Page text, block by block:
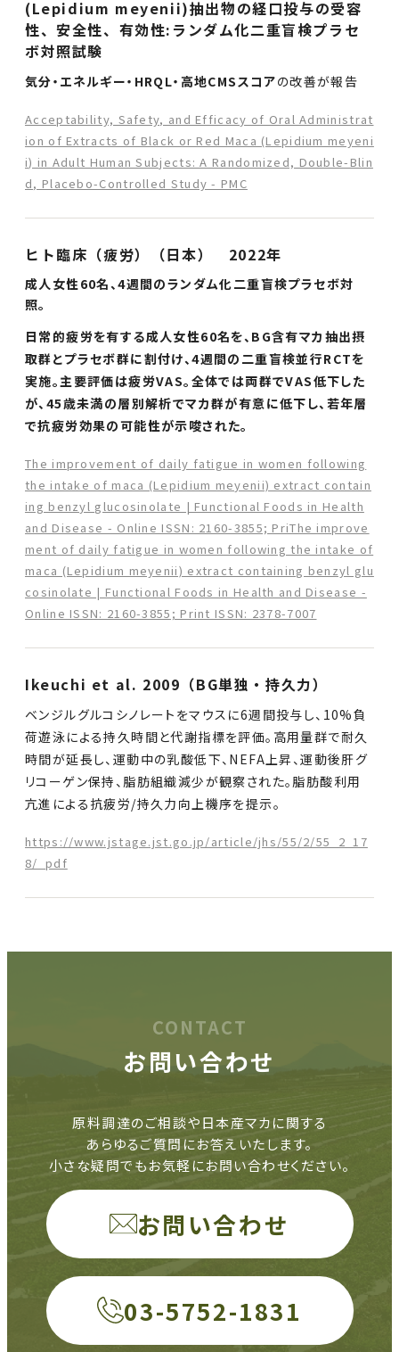
(Lepidium meyenii)抽出物の経口投与の受容
性、安全性、有効性:ランダム化二重盲検プラセ
ボ対照試験
気分・エネルギー・HRQL・高地CMSスコアの改善が報告
Acceptability, Safety, and Efficacy of Oral Administrat
ion of Extracts of Black or Red Maca (Lepidium meyeni
i) in Adult Human Subjects: A Randomized, Double-Blin
d, Placebo-Controlled Study - PMC
ヒト臨床（疲労）（日本） 2022年
成人女性60名、4週間のランダム化二重盲検プラセボ対
照。
日常的疲労を有する成人女性60名を、BG含有マカ抽出摂
取群とプラセボ群に割付け、4週間の二重盲検並行RCTを
実施。主要評価は疲労VAS。全体では両群でVAS低下した
が、45歳未満の層別解析でマカ群が有意に低下し、若年層
で抗疲労効果の可能性が示唆された。
The improvement of daily fatigue in women following
the intake of maca (Lepidium meyenii) extract contain
ing benzyl glucosinolate | Functional Foods in Health
and Disease - Online ISSN: 2160-3855; PriThe improve
ment of daily fatigue in women following the intake of
maca (Lepidium meyenii) extract containing benzyl glu
cosinolate | Functional Foods in Health and Disease -
Online ISSN: 2160-3855; Print ISSN: 2378-7007
Ikeuchi et al. 2009（BG単独・持久力）
ベンジルグルコシノレートをマウスに6週間投与し、10%負
荷遊泳による持久時間と代謝指標を評価。高用量群で耐久
時間が延長し、運動中の乳酸低下、NEFA上昇、運動後肝グ
リコーゲン保持、脂肪組織減少が観察された。脂肪酸利用
亢進による抗疲労/持久力向上機序を提示。
https://www.jstage.jst.go.jp/article/jhs/55/2/55_2_17
8/_pdf
CONTACT
お問い合わせ
原料調達のご相談や日本産マカに関する
あらゆるご質問にお答えいたします。
小さな疑問でもお気軽にお問い合わせください。
お問い合わせ
03-5752-1831